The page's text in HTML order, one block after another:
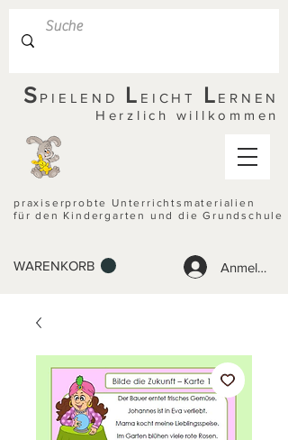
S PIELEND L EICHT L ERNEN
Herzlich willkommen
praxiserprobte Unterrichtsmaterialien
für den Kindergarten und die Grundschule
WARENKORB Anmelden